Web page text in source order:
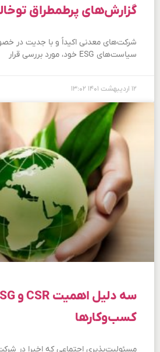
گزارش‌های پرطمطراق
شرکت‌های معدنی اکیداً و با جدیت در
سیاست‌های ESG خود، مورد بررسی قرار
۱۲ اردیبهشت ۱۴۰۱ ۱۳:۰۲
کسب‌وکارها
مسئولیت‌پذیری اجتماعی که اخیرا در